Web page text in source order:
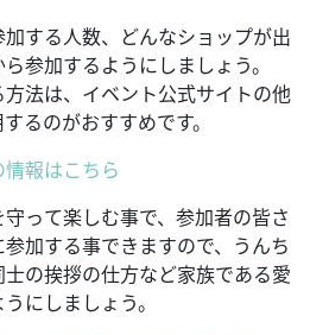
する人数、どんなショップが出
参加するようにしましょう。
法は、イベント公式サイトの他
るのがおすすめです。
報はこちら
って楽しむ事で、参加者の皆さ
加する事できますので、うんち
の挨拶の仕方など家族である愛
にしましょう。